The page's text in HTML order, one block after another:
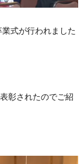
式が行われました
彰されたのでご紹